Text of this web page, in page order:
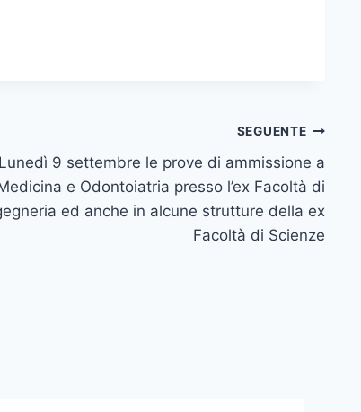
SEGUENTE
Lunedì 9 settembre le prove di ammissione a
e Odontoiatria presso l’ex Facoltà di
ed anche in alcune strutture della ex
Facoltà di Scienze